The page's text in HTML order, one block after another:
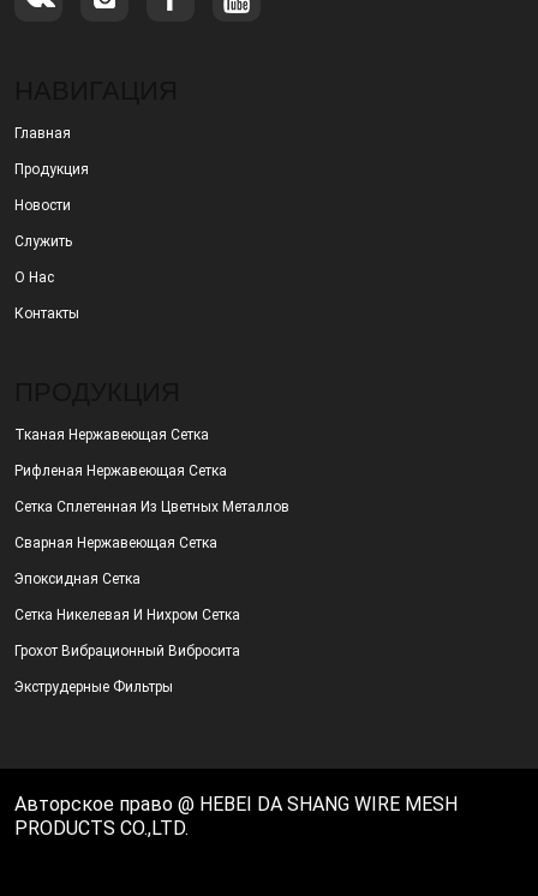
Главная
Продукция
Новости
Служить
О Нас
Контакты
Тканая Нержавеющая Сетка
Рифленая Нержавеющая Сетка
Сетка Сплетенная Из Цветных Металлов
Сварная Нержавеющая Сетка
Эпоксидная Сетка
Сетка Никелевая И Нихром Сетка
Грохот Вибрационный Вибросита
Экструдерные Фильтры
Авторское право @ HEBEI DA SHANG WIRE MESH
PRODUCTS CO.,LTD.